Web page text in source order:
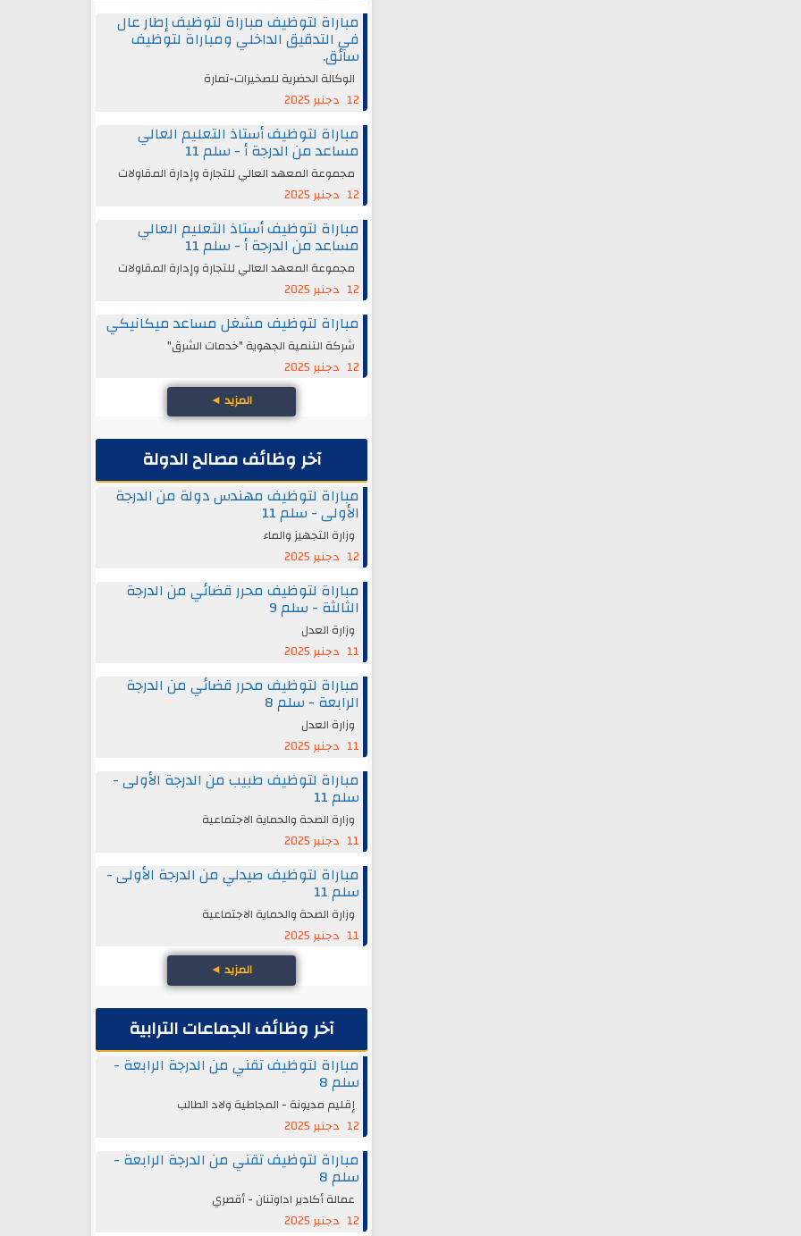
مباراة لتوظيف مباراة لتوظيف إطار عال
في التدقيق الداخلي ومباراة لتوظيف
سائق.
الوكالة الحضرية للصخيرات-تمارة
12 دجنبر 2025
مباراة لتوظيف أستاذ التعليم العالي
مساعد من الدرجة أ - سلم 11
مجموعة المعهد العالي للتجارة وإدارة المقاولات
12 دجنبر 2025
مباراة لتوظيف أستاذ التعليم العالي
مساعد من الدرجة أ - سلم 11
مجموعة المعهد العالي للتجارة وإدارة المقاولات
12 دجنبر 2025
مباراة لتوظيف مشغل مساعد ميكانيكي
شركة التنمية الجهوية "خدمات الشرق"
12 دجنبر 2025
المزيد ◄
آخر وظائف مصالح الدولة
مباراة لتوظيف مهندس دولة من الدرجة
الأولى - سلم 11
وزارة التجهيز والماء
12 دجنبر 2025
مباراة لتوظيف محرر قضائي من الدرجة
الثالثة - سلم 9
وزارة العدل
11 دجنبر 2025
مباراة لتوظيف محرر قضائي من الدرجة
الرابعة - سلم 8
وزارة العدل
11 دجنبر 2025
مباراة لتوظيف طبيب من الدرجة الأولى -
سلم 11
وزارة الصحة والحماية الاجتماعية
11 دجنبر 2025
مباراة لتوظيف صيدلي من الدرجة الأولى -
سلم 11
وزارة الصحة والحماية الاجتماعية
11 دجنبر 2025
المزيد ◄
آخر وظائف الجماعات الترابية
مباراة لتوظيف تقني من الدرجة الرابعة -
سلم 8
إقليم مديونة - المجاطية ولاد الطالب
12 دجنبر 2025
مباراة لتوظيف تقني من الدرجة الرابعة -
سلم 8
عمالة أكادير اداوتنان - أقصري
12 دجنبر 2025